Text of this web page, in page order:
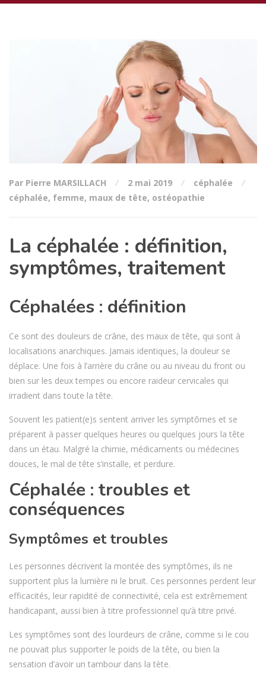
Par Pierre MARSILLACH 2 mai 2019
céphalée
céphalée, femme, maux de tête, ostéopathie
La céphalée : définition,
symptômes, traitement
Céphalées : définition
Ce sont des douleurs de crâne, des maux de tête, qui sont à
localisations anarchiques. Jamais identiques, la douleur se
déplace. Une fois à l’arrière du crâne ou au niveau du front ou
bien sur les deux tempes ou encore raideur cervicales qui
irradient dans toute la tête.
Souvent les patient(e)s sentent arriver les symptômes et se
préparent à passer quelques heures ou quelques jours la tête
dans un étau. Malgré la chimie, médicaments ou médecines
douces, le mal de tête s’installe, et perdure.
Céphalée : troubles et
conséquences
Symptômes et troubles
Les personnes décrivent la montée des symptômes, ils ne
supportent plus la lumière ni le bruit. Ces personnes perdent leur
efficacités, leur rapidité de connectivité, cela est extrêmement
handicapant, aussi bien à titre professionnel qu’à titre privé.
Les symptômes sont des lourdeurs de crâne, comme si le cou
ne pouvait plus supporter le poids de la tête, ou bien la
sensation d’avoir un tambour dans la tète.